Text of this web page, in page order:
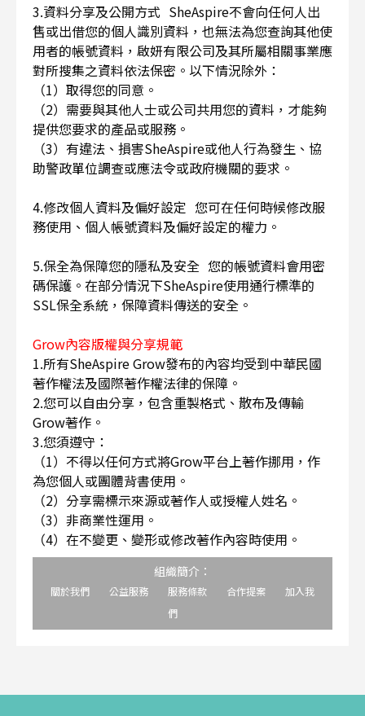
3.資料分享及公開方式 SheAspire不會向任何人出
售或出借您的個人識別資料，也無法為您查詢其他使
用者的帳號資料，啟妍有限公司及其所屬相關事業應
對所搜集之資料依法保密。以下情況除外：
（1）取得您的同意。
（2）需要與其他人士或公司共用您的資料，才能夠
提供您要求的產品或服務。
（3）有違法、損害SheAspire或他人行為發生、協
助警政單位調查或應法令或政府機關的要求。
4.修改個人資料及偏好設定 您可在任何時候修改服
務使用、個人帳號資料及偏好設定的權力。
5.保全為保障您的隱私及安全 您的帳號資料會用密
碼保護。在部分情況下SheAspire使用通行標準的
SSL保全系統，保障資料傳送的安全。
Grow內容版權與分享規範
1.所有SheAspire Grow發布的內容均受到中華民國
著作權法及國際著作權法律的保障。
2.您可以自由分享，包含重製格式、散布及傳輸
Grow著作。
3.您須遵守：
（1）不得以任何方式將Grow平台上著作挪用，作
為您個人或團體背書使用。
（2）分享需標示來源或著作人或授權人姓名。
（3）非商業性運用。
（4）在不變更、變形或修改著作內容時使用。
組織簡介：
關於我們 公益服務 服務條款 合作提案
加入我
們